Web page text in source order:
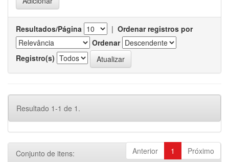
Resultados/Página | Ordenar registros por
Ordenar
Registro(s)
Resultado 1-1 de 1.
Anterior 1 Próximo
Conjunto de itens: